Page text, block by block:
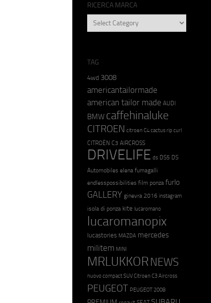
RICERCA MARCA
RICERCA
MARCA
TAG
4wd 3008
americantailormade
american tailor made AUDI
BMW caffehinaluke
CITROEN citroen C4 cactus rip curl
CITROËN C3 AIRCROSS
DRIVELIFE ds DS5 DS
Automobiles elena fumagalli
endlesspossibilities film ponza furlo
GALLERY ginevra 2016 instagram
isola di ponza kite lucaromano
lucaromanopix
lucastories MAZDA mercedes
militem MINI
MRLUKKOR NEWS
nuovo compact SUV Citroen C3 Aircross
PEUGEOT PEUGEOT 2008